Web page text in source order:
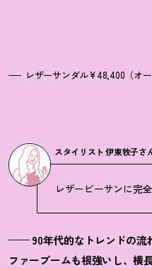
レザーサンダル¥48,400（オー
スタイリスト 伊東牧子さ
レザービーサンに完
—— 90年代的なトレンドの流
ファーブームも根強いし、横